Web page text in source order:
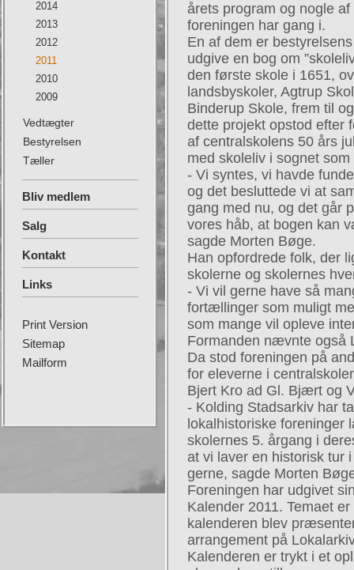
2014
2013
2012
2011
2010
2009
Vedtægter
Bestyrelsen
Tæller
Bliv medlem
Salg
Kontakt
Links
Print Version
Sitemap
Mailform
årets program og nogle
foreningen har gang i.
En af dem er
udgive en bog om
den første skole i 1651,
landsbyskoler, Agtrup
Binderup Skole, frem til
dette projekt opstod efter
af centralskolens 50 års
med skoleliv i sognet som
- Vi syntes, vi havde
og det besluttede vi at
gang med nu, og det går
vores håb, at bogen kan
sagde Morten Bøge.
Han opfordrede folk, der
skolerne og skolernes
- Vi vil gerne have så
fortællinger som muligt
som mange vil opleve
Formanden nævnte også
Da stod foreningen på
for eleverne i
Bjert Kro ad Gl. Bjært og
- Kolding Stadsarkiv har
lokalhistoriske foreninger
skolernes 5. årgang i
at vi laver en historisk tur
gerne, sagde Morten
Foreningen har udgivet
Kalender 2011. Temaet
kalenderen blev
arrangement på
Kalenderen er trykt i et